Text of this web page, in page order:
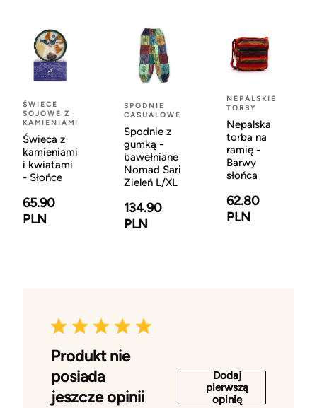
ŚWIECE
SOJOWE Z
KAMIENIAMI
Świeca z
kamieniami
i kwiatami
- Słońce
65.90
PLN
SPODNIE
CASUALOWE
Spodnie z
gumką -
bawełniane
Nomad Sari
Zieleń L/XL
134.90
PLN
NEPALSKIE
TORBY
Nepalska
torba na
ramię -
Barwy
słońca
62.80
PLN
Produkt nie
posiada
jeszcze opinii
Dodaj
pierwszą
opinię